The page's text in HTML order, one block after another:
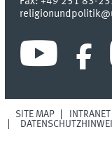
SITE MAP INTRANET